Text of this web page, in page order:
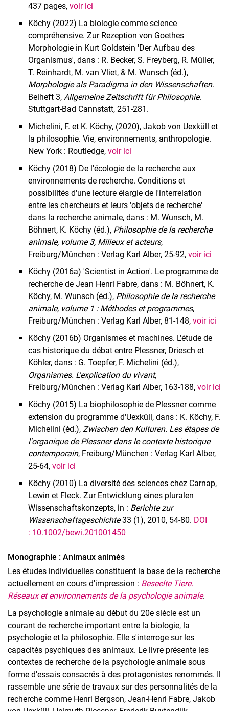
Philosophie de la recherche animale
Personnes
Matérialisme interdisciplinaire
437 pages, voir ici
Köchy (2022) La biologie comme science
compréhensive. Zur Rezeption von Goethes
Morphologie in Kurt Goldstein 'Der Aufbau des
Organismus', dans : R. Becker, S. Freyberg, R. Müller,
T. Reinhardt, M. van Vliet, & M. Wunsch (éd.),
Morphologie als Paradigma in den Wissenschaften.
Beiheft 3, Allgemeine Zeitschrift für Philosophie.
Stuttgart-Bad Cannstatt, 251-281.
Michelini, F. et K. Köchy, (2020), Jakob von Uexküll et
la philosophie. Vie, environnements, anthropologie.
New York : Routledge, voir ici
Köchy (2018) De l'écologie de la recherche aux
environnements de recherche. Conditions et
possibilités d'une lecture élargie de l'interrelation
entre les chercheurs et leurs 'objets de recherche'
dans la recherche animale, dans : M. Wunsch, M.
Böhnert, K. Köchy (éd.), Philosophie de la recherche
animale, volume 3, Milieux et acteurs,
Freiburg/München : Verlag Karl Alber, 25-92, voir ici
Köchy (2016a) 'Scientist in Action'. Le programme de
recherche de Jean Henri Fabre, dans : M. Böhnert, K.
Köchy, M. Wunsch (éd.), Philosophie de la recherche
animale, volume 1 : Méthodes et programmes,
Freiburg/München : Verlag Karl Alber, 81-148, voir ici
Köchy (2016b) Organismes et machines. L'étude de
cas historique du débat entre Plessner, Driesch et
Köhler, dans : G. Toepfer, F. Michelini (éd.),
Organismes. L'explication du vivant,
Freiburg/München : Verlag Karl Alber, 163-188, voir ici
Köchy (2015) La biophilosophie de Plessner comme
extension du programme d'Uexküll, dans : K. Köchy, F.
Michelini (éd.), Zwischen den Kulturen. Les étapes de
l'organique de Plessner dans le contexte historique
contemporain, Freiburg/München : Verlag Karl Alber,
25-64, voir ici
Köchy (2010) La diversité des sciences chez Carnap,
Lewin et Fleck. Zur Entwicklung eines pluralen
Wissenschaftskonzepts, in : Berichte zur
Wissenschaftsgeschichte33 (1), 2010, 54-80. DOI
: 10.1002/bewi.201001450
Monographie : Animaux animés
Les études individuelles constituent la base de la recherche
actuellement en cours d'impression : Beseelte Tiere.
Réseaux et environnements de la psychologie animale.
La psychologie animale au début du 20e siècle est un
courant de recherche important entre la biologie, la
psychologie et la philosophie. Elle s'interroge sur les
capacités psychiques des animaux. Le livre présente les
contextes de recherche de la psychologie animale sous
forme d'essais consacrés à des protagonistes renommés. Il
rassemble une série de travaux sur des personnalités de la
recherche comme Henri Bergson, Jean-Henri Fabre, Jakob